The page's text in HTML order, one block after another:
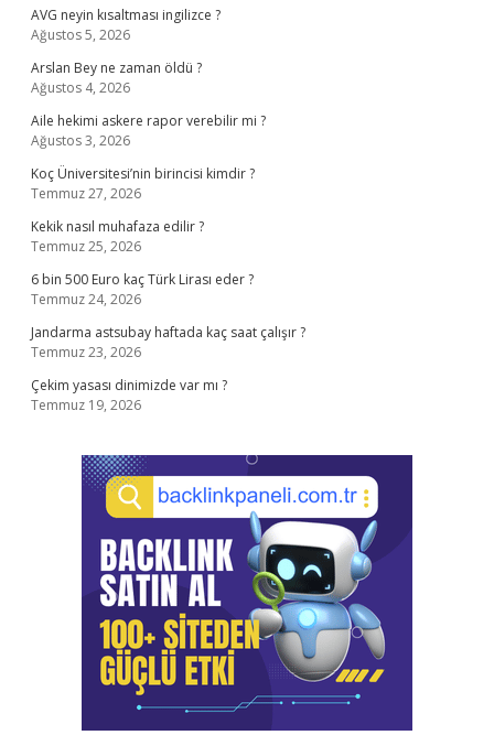
AVG neyin kısaltması ingilizce ?
Ağustos 5, 2026
Arslan Bey ne zaman öldü ?
Ağustos 4, 2026
Aile hekimi askere rapor verebilir mi ?
Ağustos 3, 2026
Koç Üniversitesi’nin birincisi kimdir ?
Temmuz 27, 2026
Kekik nasıl muhafaza edilir ?
Temmuz 25, 2026
6 bin 500 Euro kaç Türk Lirası eder ?
Temmuz 24, 2026
Jandarma astsubay haftada kaç saat çalışır ?
Temmuz 23, 2026
Çekim yasası dinimizde var mı ?
Temmuz 19, 2026